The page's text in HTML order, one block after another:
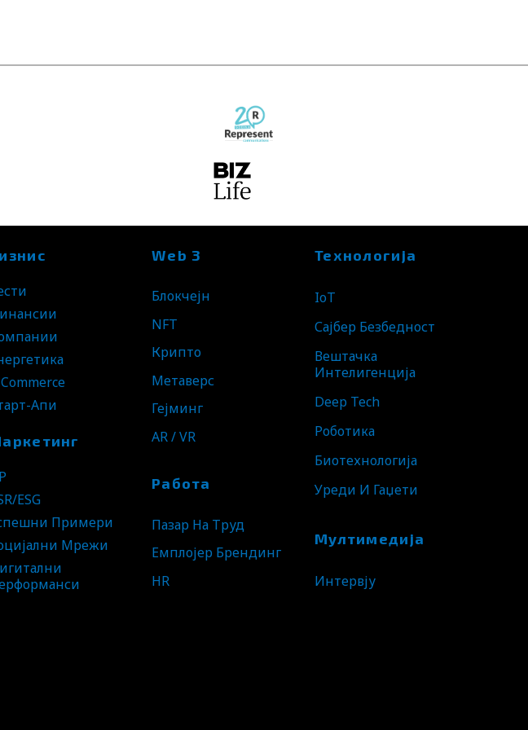
Апи
ESG
Примери
Мрежи
Web 3
Блокчејн
NFT
Крипто
Метаверс
Гејминг
AR / VR
Работа
Пазар На Труд
Емплојер Брендинг
HR
Технологија
IoT
Сајбер Безбедност
Вештачка
Интелигенција
Deep Tech
Роботика
Биотехнологија
Уреди И Гаџети
Мултимедија
Интервју